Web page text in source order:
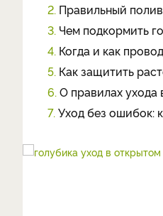
2. Правильный полив
3. Чем подкормить
4. Когда и как
5. Как защитить
6. О правилах ухода
7. Уход без ошибок: